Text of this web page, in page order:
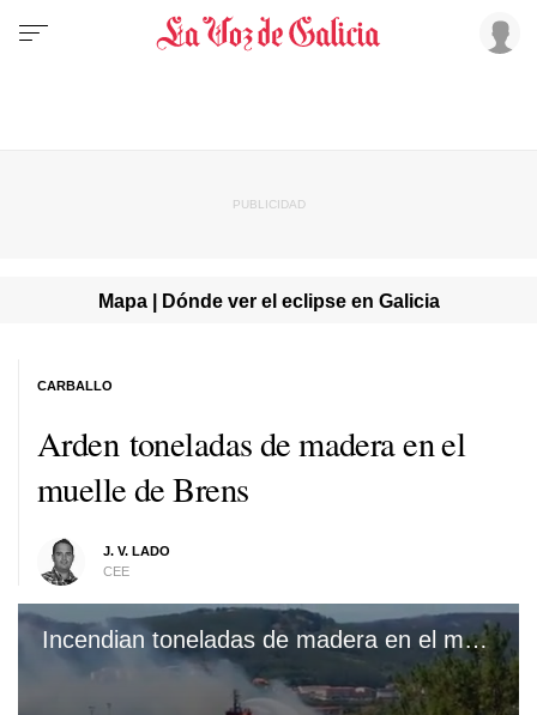
Mapa | Dónde ver el eclipse en Galicia
Arden toneladas de madera en el
muelle de Brens
J. V. LADO
CEE
CARBALLO
Incendian toneladas de madera en el muelle de Brens